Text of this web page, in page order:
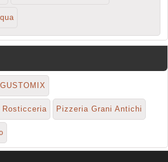
GUSTOMIX
Pizzeria Grani Antichi